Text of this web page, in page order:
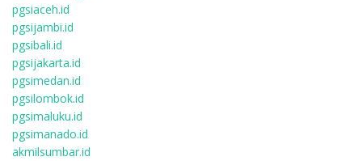
pgsiaceh.id
pgsijambi.id
pgsibali.id
pgsijakarta.id
pgsimedan.id
pgsilombok.id
pgsimaluku.id
pgsimanado.id
akmilsumbar.id